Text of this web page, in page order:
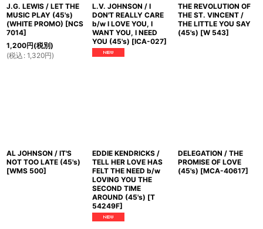
J.G. LEWIS / LET THE
MUSIC PLAY (45's)
(WHITE PROMO) [NCS
7014]
1,200円(税別)
(税込 : 1,320円)
L.V. JOHNSON / I
DON'T REALLY CARE
b/w I LOVE YOU, I
WANT YOU, I NEED
YOU (45's) [ICA-027]
THE REVOLUTION OF
THE ST. VINCENT /
THE LITTLE YOU SAY
(45's) [W 543]
AL JOHNSON / IT'S
NOT TOO LATE (45's)
[WMS 500]
EDDIE KENDRICKS /
TELL HER LOVE HAS
FELT THE NEED b/w
LOVING YOU THE
SECOND TIME
AROUND (45's) [T
54249F]
DELEGATION / THE
PROMISE OF LOVE
(45's) [MCA-40617]